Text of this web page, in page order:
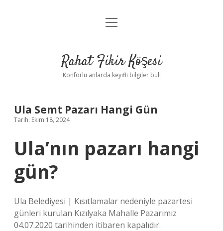
Anasayfa
Yasal Uyarı
menüyü
Rahat Fikir Köşesi
Konforlu anlarda keyifli bilgiler bul!
Ula Semt Pazarı Hangi Gün
Tarih: Ekim 18, 2024
Ula’nın pazarı hangi
gün?
Ula Belediyesi | Kısıtlamalar nedeniyle pazartesi
günleri kurulan Kızılyaka Mahalle Pazarımız
04.07.2020 tarihinden itibaren kapalıdır.